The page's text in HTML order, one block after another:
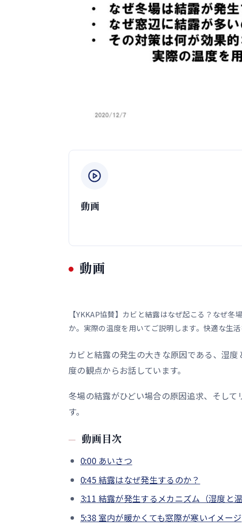
動画
動画
【YKKAP協賛】カビと結露はなぜ起こる？なぜ
か。実際の温度を用いてご説明します。快適な生活
カビと結露の発生の大きな原因である、湿
度の観点からお話しています。
冬場の結露がひどい場合の原因追求、そし
す。
動画目次
0:00 あいさつ
0:45 結露はなぜ発生するのか？
3:11 結露が発生するメカニズム（湿度と温
5:38 室内が暖かくても窓際が寒いイメージ